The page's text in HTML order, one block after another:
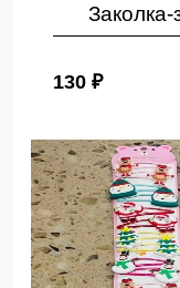
130 ₽